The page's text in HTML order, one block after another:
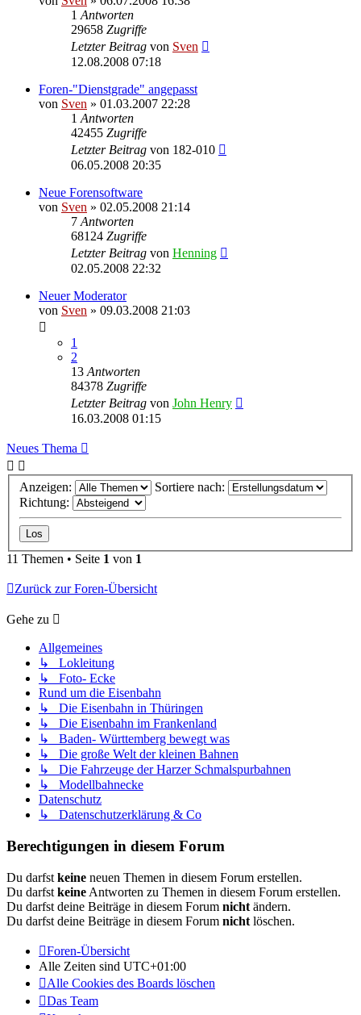
1 Antworten
29658 Zugriffe
Letzter Beitrag von Sven
12.08.2008 07:18
Foren-"Dienstgrade" angepasst
von Sven » 01.03.2007 22:28
1 Antworten
42455 Zugriffe
Letzter Beitrag von 182-010
06.05.2008 20:35
Neue Forensoftware
von Sven » 02.05.2008 21:14
7 Antworten
68124 Zugriffe
Letzter Beitrag von Henning
02.05.2008 22:32
Neuer Moderator
von Sven » 09.03.2008 21:03
1
2
13 Antworten
84378 Zugriffe
Letzter Beitrag von John Henry
16.03.2008 01:15
Neues Thema
Anzeigen:
Sortiere nach:
Richtung:
11 Themen • Seite 1 von 1
Zurück zur Foren-Übersicht
Gehe zu
Allgemeines
↳ Lokleitung
↳ Foto- Ecke
Rund um die Eisenbahn
↳ Die Eisenbahn in Thüringen
↳ Die Eisenbahn im Frankenland
↳ Baden- Württemberg bewegt was
↳ Die große Welt der kleinen Bahnen
↳ Die Fahrzeuge der Harzer Schmalspurbahnen
↳ Modellbahnecke
Datenschutz
↳ Datenschutzerklärung & Co
Berechtigungen in diesem Forum
Du darfst keine neuen Themen in diesem Forum erstellen.
Du darfst keine Antworten zu Themen in diesem Forum erstellen.
Du darfst deine Beiträge in diesem Forum nicht ändern.
Du darfst deine Beiträge in diesem Forum nicht löschen.
Foren-Übersicht
Alle Zeiten sind UTC+01:00
Alle Cookies des Boards löschen
Das Team